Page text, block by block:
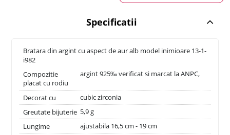
Specificatii
Bratara din argint cu aspect de aur alb model inimioare 13-1-
i982
Compozitie
argint 925‰ verificat si marcat la ANPC,
placat cu rodiu
Decorat cu
cubic zirconia
Greutate bijuterie 5,9 g
Lungime
ajustabila 16,5 cm - 19 cm